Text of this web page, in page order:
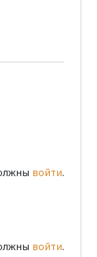
войти.
войти.